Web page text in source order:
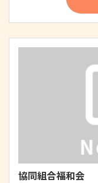
協同組合福和会